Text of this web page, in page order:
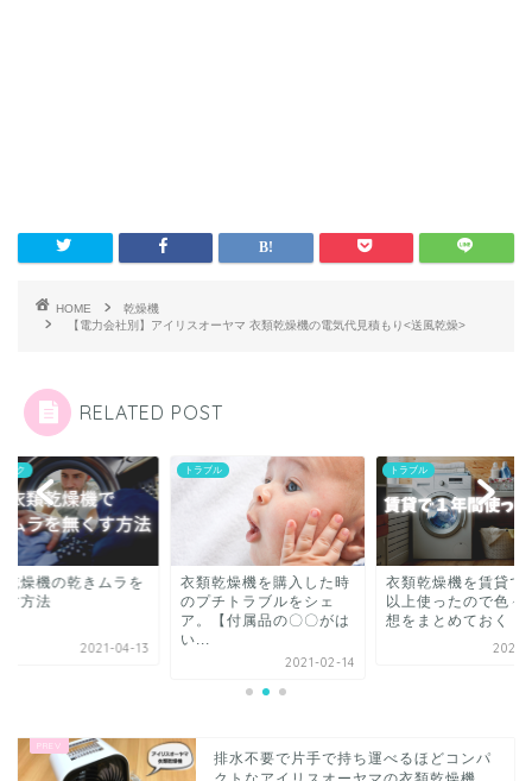
HOME
乾燥機
【電力会社別】アイリスオーヤマ 衣類乾燥機の電気代見積もり<送風乾燥>
RELATED POST
乾燥機を購入した時
チトラブルをシェ
トラブル
衣類乾燥機を賃貸で１年
以上使ったので色々と感
想をまとめておく
テクニック
衣類乾燥機の乾きム
無くす方法
2021-
排水不要で片手で持ち運べるほどコンパ